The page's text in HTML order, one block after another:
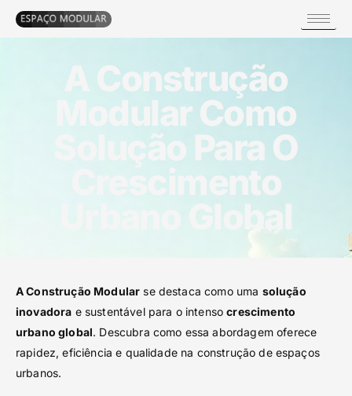
A Construção
Modular Como
Solução Para O
Crescimento
Urbano Global
A Construção Modular se destaca como uma solução
inovadora e sustentável para o intensocrescimento
urbano global. Descubra como essa abordagem oferece
rapidez, eficiência e qualidade na construção de espaços
urbanos.